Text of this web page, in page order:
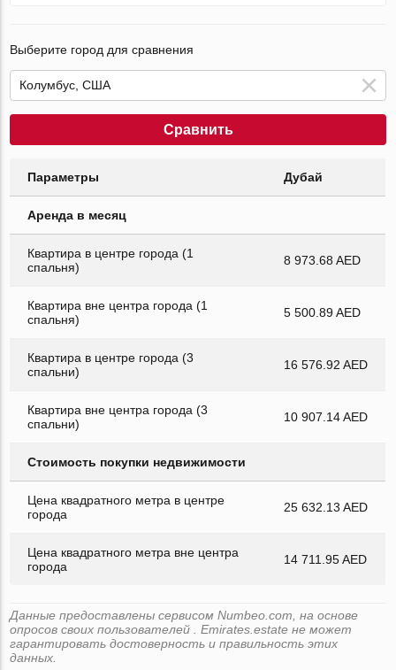
Выберите город для сравнения
Сравнить
Параметры Дубай
Аренда в месяц
Квартира в центре города (1
спальня)
8 973.68 AED
Квартира вне центра города (1
спальня)
5 500.89 AED
Квартира в центре города (3
спальни)
16 576.92 AED
Квартира вне центра города (3
спальни)
10 907.14 AED
Стоимость покупки недвижимости
Цена квадратного метра в центре
города
25 632.13 AED
Цена квадратного метра вне центра
города
14 711.95 AED
Данные предоставлены сервисом Numbeo.com, на основе
опросов своих пользователей . Emirates.estate не может
гарантировать достоверность и правильность этих
данных.